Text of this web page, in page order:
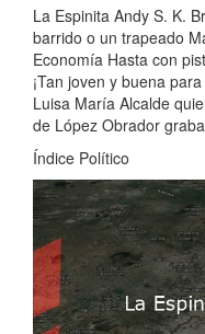
La Espinita Andy S. K.
barrido o un trapeado
Economía Hasta con
¡Tan joven y buena
Luisa María Alcalde
de López Obrador
Índice Político